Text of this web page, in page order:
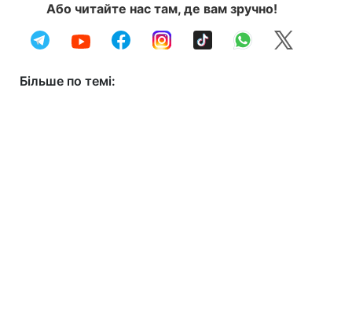
Або читайте нас там, де вам зручно!
Більше по темі: